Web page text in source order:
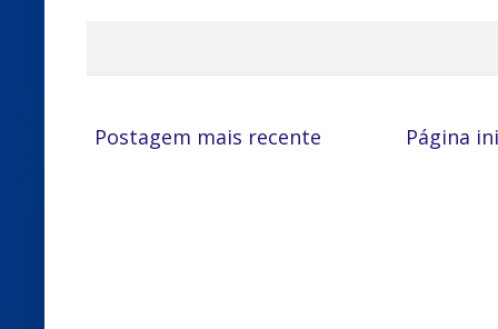
Postagem mais recente Página